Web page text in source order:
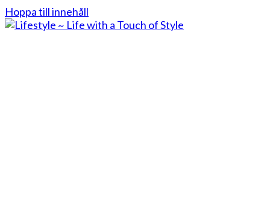
Hoppa till innehåll